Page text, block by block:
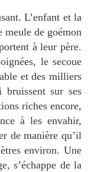
L’enfant et la
meule de goémon
à leur père.
le secoue
et des milliers
sur ses
riches encore,
à les envahir,
de manière qu’il
environ. Une
s’échappe de la